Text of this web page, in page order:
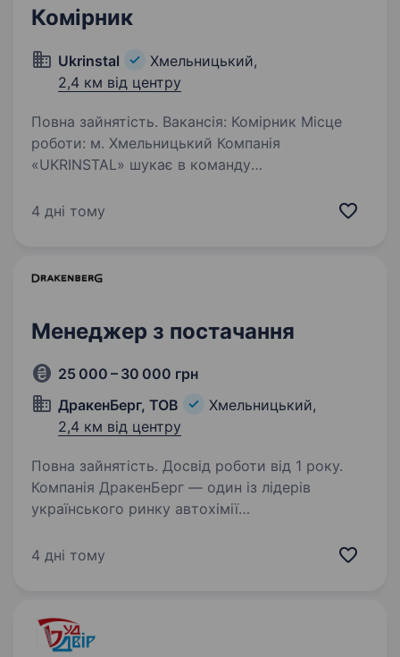
Комірник
Ukrinstal
Хмельницький,
2,4 км від центру
Повна зайнятість. Вакансія: Комірник Місце
роботи: м. Хмельницький Компанія
«UKRINSTAL» шукає в команду
для роботи в складському приміщенні.
4 дні тому
Менеджер з постачання
25 000 – 30 000 грн
ДракенБерг, ТОВ
Хмельницький,
2,4 км від центру
Повна зайнятість. Досвід роботи від 1 року.
Компанія ДракенБерг — один із лідерів
українського ринку автохімії
активного та відповідального менеджера
4 дні тому